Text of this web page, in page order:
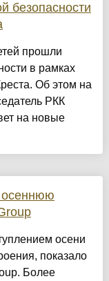
безопасности
прошли
в рамках
Об этом на
РКК
на новые
осеннюю
осени
показало
Более